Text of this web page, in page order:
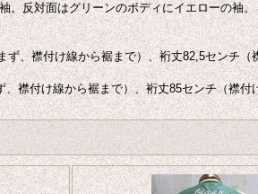
。反対面はグリーンのボディにイエローの袖。
ず、襟付け線から裾まで）、裄丈82,5センチ
襟付け線から裾まで）、裄丈85センチ（襟